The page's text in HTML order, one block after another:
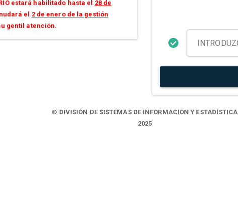
estará habilitado hasta el 28 de
el 2 de enero de la gestión
gentil atención.
© DIVISIÓN DE SISTEMAS DE INFORMACIÓN Y ESTADÍSTICA
2025